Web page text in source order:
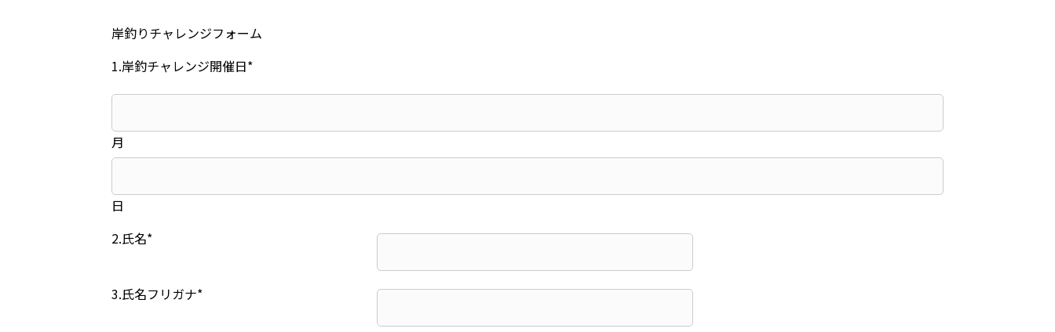
岸釣りチャレンジフォーム
1.岸釣チャレンジ開催日*
月
日
2.氏名*
3.氏名フリガナ*